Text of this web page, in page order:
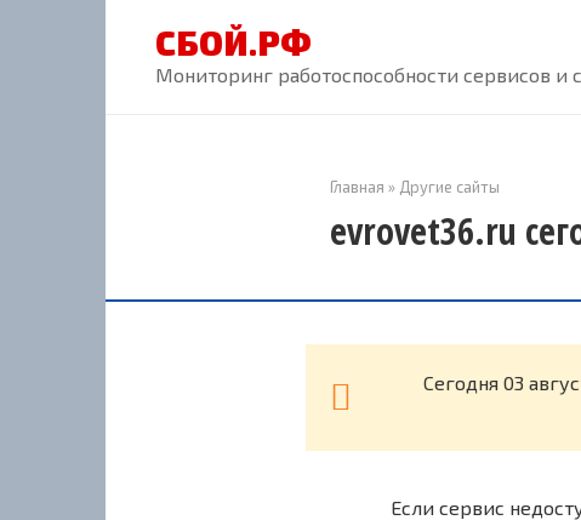
СБОЙ.РФ
Мониторинг работоспособности сервисов и
Главная » Другие сайты
evrovet36.ru
Cегодня 03
Если сервис